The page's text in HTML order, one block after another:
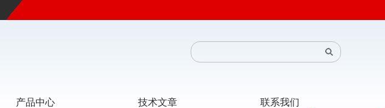
产品中心 技术文章 联系我们